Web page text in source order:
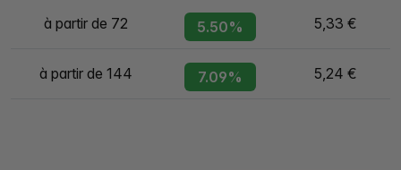
à partir de 72 5.50% 5,33 €
à partir de 144 7.09% 5,24 €